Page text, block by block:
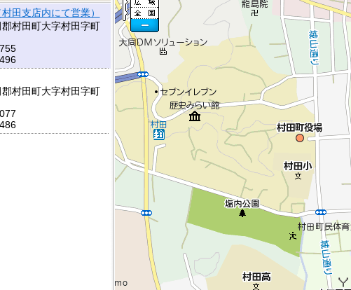
田支店内にて営業）
村田町大字村田字町
村田町大字村田字町